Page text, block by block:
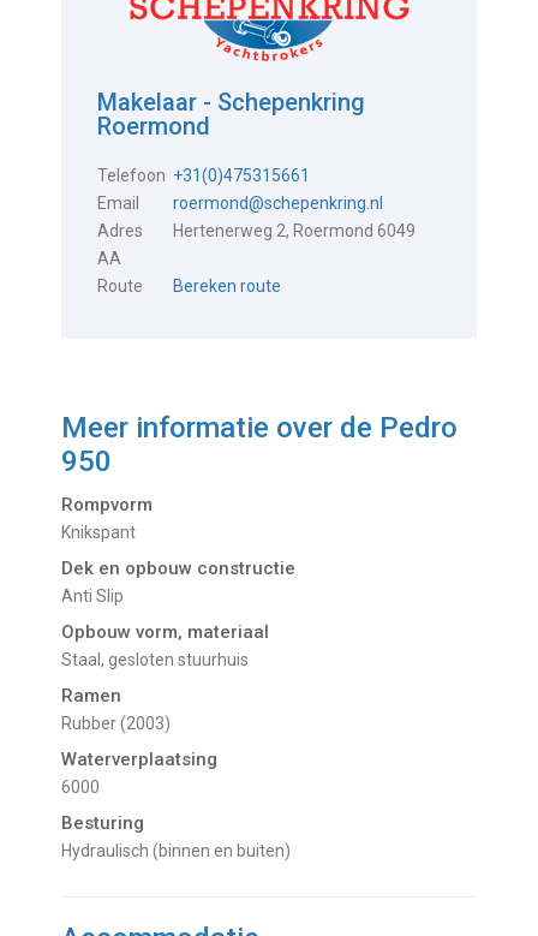
Makelaar - Schepenkring
Roermond
Telefoon +31(0)475315661
Email
roermond@schepenkring.nl
Adres
Hertenerweg 2, Roermond 6049
AA
Route
Bereken route
Meer informatie over de Pedro
950
Rompvorm
Knikspant
Dek en opbouw constructie
Anti Slip
Opbouw vorm, materiaal
Staal, gesloten stuurhuis
Ramen
Rubber (2003)
Waterverplaatsing
6000
Besturing
Hydraulisch (binnen en buiten)